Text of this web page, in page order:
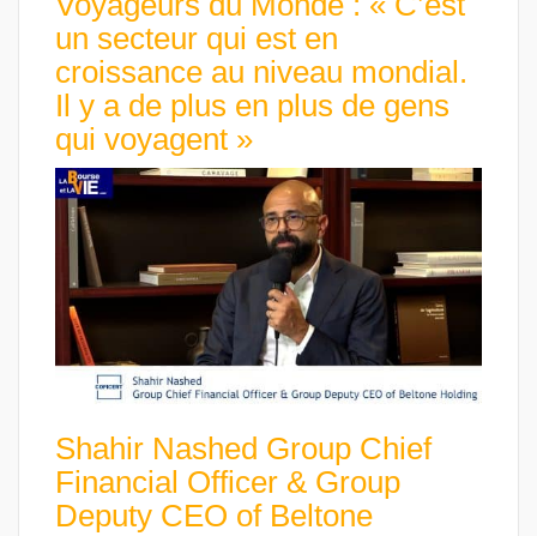
un secteur qui est en
croissance au niveau mondial.
Il y a de plus en plus de gens
qui voyagent »
Shahir Nashed Group Chief
Financial Officer & Group
Deputy CEO of Beltone